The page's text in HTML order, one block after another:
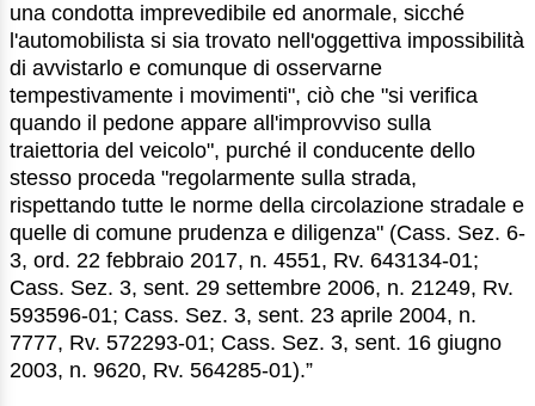
una condotta imprevedibile ed anormale, sicché
l'automobilista si sia trovato nell'oggettiva impossibilità
di avvistarlo e comunque di osservarne
tempestivamente i movimenti", ciò che "si verifica
quando il pedone appare all'improvviso sulla
traiettoria del veicolo", purché il conducente dello
stesso proceda "regolarmente sulla strada,
rispettando tutte le norme della circolazione stradale e
quelle di comune prudenza e diligenza" (Cass. Sez. 6-
3, ord. 22 febbraio 2017, n. 4551, Rv. 643134-01;
Cass. Sez. 3, sent. 29 settembre 2006, n. 21249, Rv.
593596-01; Cass. Sez. 3, sent. 23 aprile 2004, n.
7777, Rv. 572293-01; Cass. Sez. 3, sent. 16 giugno
2003, n. 9620, Rv. 564285-01).”